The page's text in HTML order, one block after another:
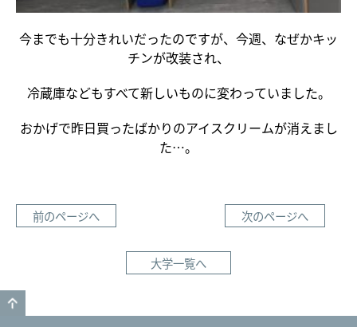
今までも十分きれいだったのですが、今週、なぜかキッ
チンが改装され、
冷蔵庫などもすべて新しいものに変わっていました。
おかげで昨日買ったばかりのアイスクリームが消えまし
た…。
前のページへ 次のページへ
大学一覧へ